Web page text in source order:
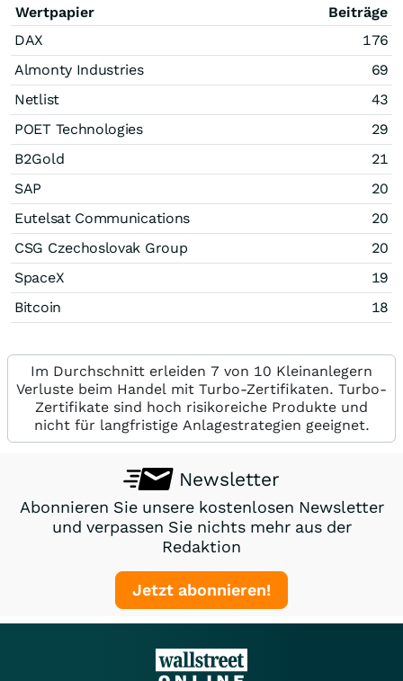
Wertpapier
Beiträge
DAX
176
Almonty Industries
69
Netlist
43
POET Technologies
29
B2Gold
21
SAP
20
Eutelsat Communications
20
CSG Czechoslovak Group
20
SpaceX
19
Bitcoin
18
Im Durchschnitt erleiden 7 von 10 Kleinanlegern
Verluste beim Handel mit Turbo-Zertifikaten. Turbo-
Zertifikate sind hoch risikoreiche Produkte und
nicht für langfristige Anlagestrategien geeignet.
Newsletter
Abonnieren Sie unsere kostenlosen Newsletter
und verpassen Sie nichts mehr aus der
Redaktion
Jetzt abonnieren!